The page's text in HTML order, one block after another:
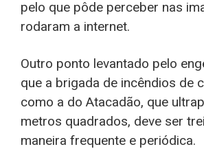
pelo que pôde perceber nas
rodaram a internet.
Outro ponto levantado pelo
que a brigada de incêndios de
como a do Atacadão, que
metros quadrados, deve ser
maneira frequente e periódica.